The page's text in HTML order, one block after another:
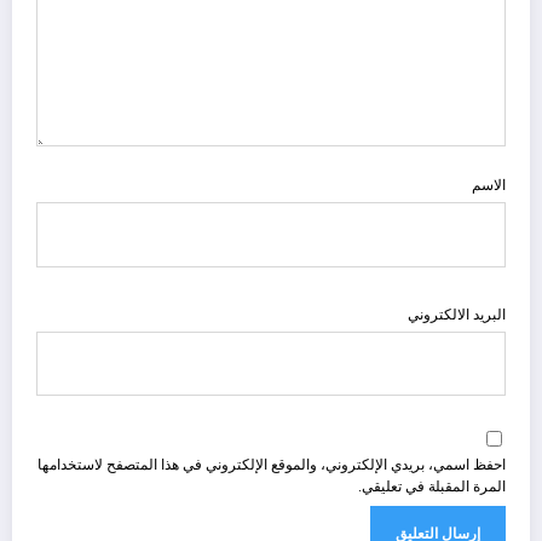
الاسم
البريد الالكتروني
احفظ اسمي، بريدي الإلكتروني، والموقع الإلكتروني في هذا المتصفح لاستخدامها
المرة المقبلة في تعليقي.